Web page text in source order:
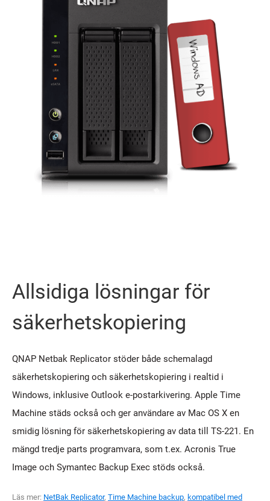
Allsidiga lösningar för
säkerhetskopiering
QNAP Netbak Replicator stöder både schemalagd
säkerhetskopiering och säkerhetskopiering i realtid i
Windows, inklusive Outlook e-postarkivering. Apple Time
Machine städs också och ger användare av Mac OS X en
smidig lösning för säkerhetskopiering av data till TS-221. En
mängd tredje parts programvara, som t.ex. Acronis True
Image och Symantec Backup Exec stöds också.
Läs mer: NetBak Replicator, Time Machine backup, kompatibel med